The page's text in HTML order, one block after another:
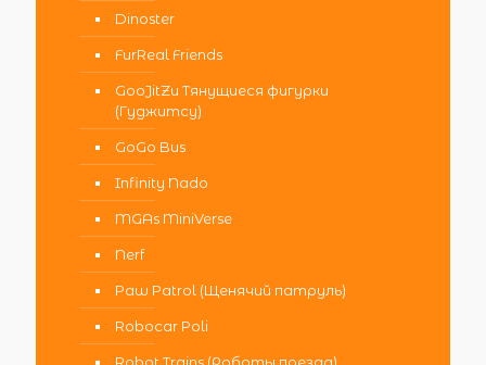
Dinoster
FurReal Friends
GooJitZu Тянущиеся фигурки
(Гуджитсу)
GoGo Bus
Infinity Nado
MGAs MiniVerse
Nerf
Paw Patrol (Щенячий патруль)
Robocar Poli
Robot Trains (Роботы поезда)